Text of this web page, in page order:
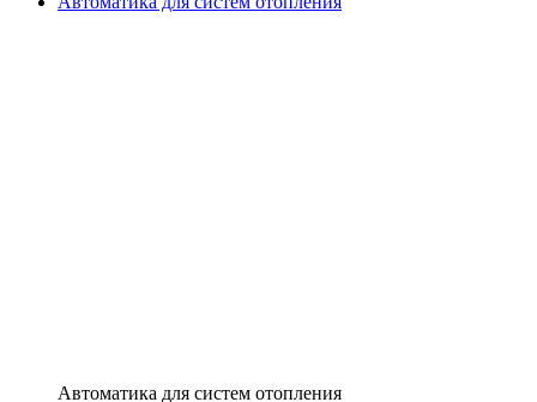
Автоматика для систем отопления